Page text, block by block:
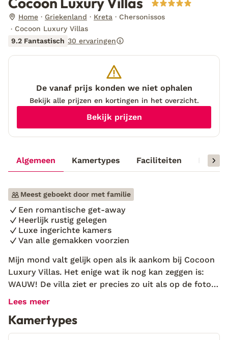
Home Griekenland Kreta
Chersonissos
Cocoon Luxury Villas
9.2 Fantastisch 30 ervaringen
Algemeen Kamertypes Faciliteiten
Meest geboekt door met familie
Een romantische get-away
Heerlijk rustig gelegen
Luxe ingerichte kamers
Van alle gemakken voorzien
Mijn mond valt gelijk open als ik aankom bij Cocoon
Luxury Villas. Het enige wat ik nog kan zeggen is:
WAUW! De villa ziet er precies zo uit als op de foto’s,
maar dan duizendmaal mooier. Zonder na te denken
duik in het privézwembad. De witte stijlvolle villa’s
zijn te vinden in het authentieke Oud-Chersonissos
Lees meer
Kamertypes
De vanaf prijs konden we niet ophalen
Bekijk alle prijzen en kortingen in het overzicht.
Bekijk prijzen